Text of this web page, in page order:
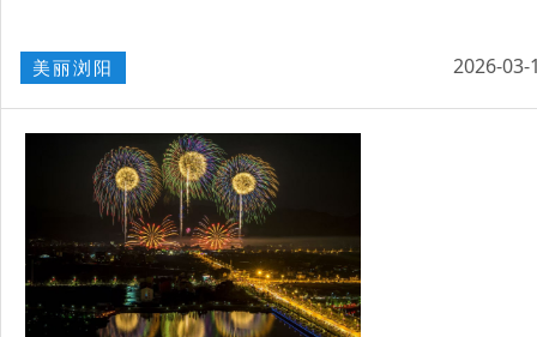
美丽浏阳 2026-03-